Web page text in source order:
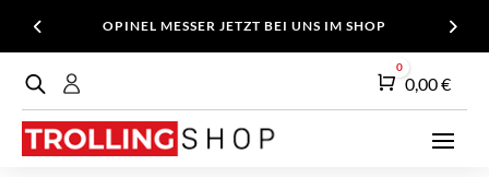
OPINEL MESSER JETZT BEI UNS IM SHOP
Warenkorb
0
0,00€